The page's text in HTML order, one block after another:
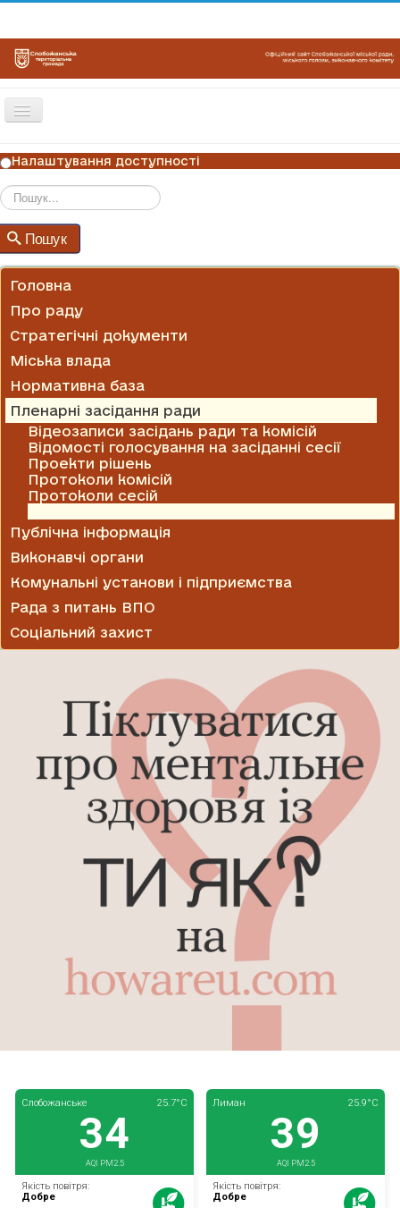
Перемикач
ГОЛОВНА
НОВИНИ
ОГОЛОШЕННЯ
ГРАФІКИ ПРИЙОМУ
Налаштування доступності
Пошук
Головна
Про раду
Стратегічні документи
Міська влада
Нормативна база
Пленарні засідання ради
Відеозаписи засідань ради та комісій
Відомості голосування на засіданні сесії
Проекти рішень
Протоколи комісій
Протоколи сесій
Публічна інформація
Виконавчі органи
Комунальні установи і підприємства
Рада з питань ВПО
Соціальний захист